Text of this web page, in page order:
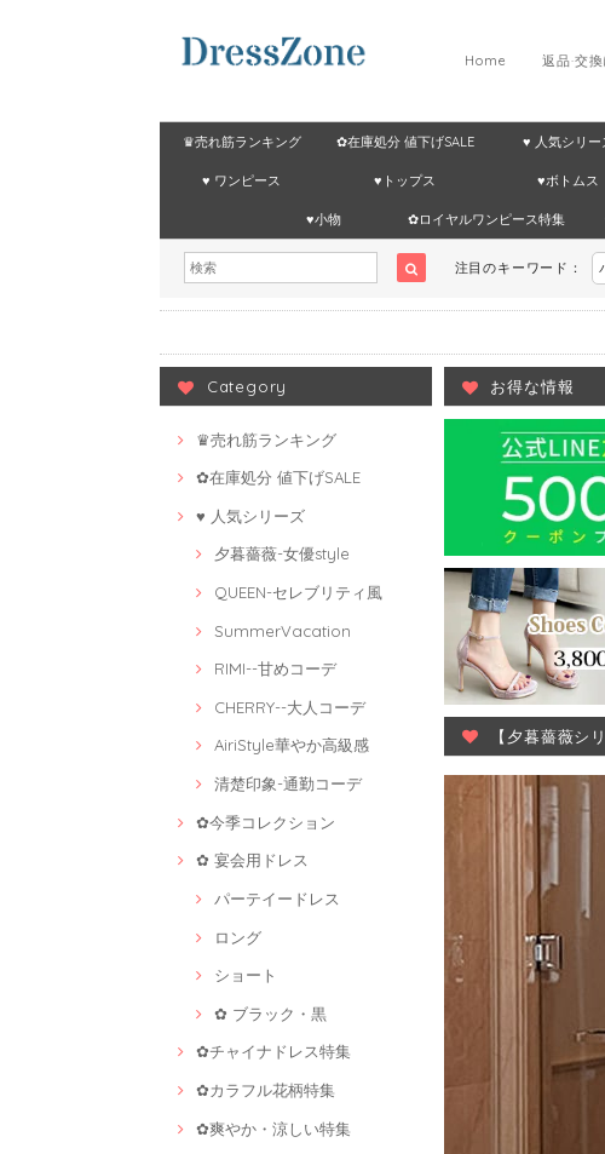
返品·交
Home
♛売れ筋ランキング ✿在庫処分 値下げSALE ♥ 人気シリー
♥ ワンピース ♥トップス ♥ボトムス
♥小物 ✿ロイヤルワンピース特集
注目のキーワード：
Category
♛売れ筋ランキング
✿在庫処分 値下げSALE
♥ 人気シリーズ
夕暮薔薇-女優style
QUEEN-セレブリティ風
SummerVacation
RIMI--甘めコーデ
CHERRY--大人コーデ
AiriStyle華やか高級感
清楚印象-通勤コーデ
✿今季コレクション
✿ 宴会用ドレス
パーテイードレス
ロング
ショート
✿ ブラック・黒
✿チャイナドレス特集
✿カラフル花柄特集
✿爽やか・涼しい特集
お得な情報
【夕暮薔薇シ